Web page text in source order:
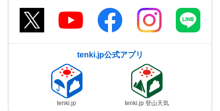
tenki.jp公式アプリ
tenki.jp tenki.jp 登山天気